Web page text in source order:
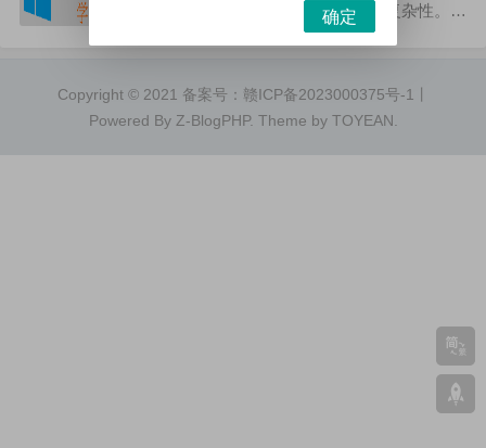
时间和资源，有效减少操作的复杂性。本
文将介绍系统技巧的五个常用方法，以期
定期检查系统运行状况...
Copyright © 2021 备案号： 赣ICP备2023000375号-1
Powered By Z-BlogPHP. Theme by TOYEAN
确定